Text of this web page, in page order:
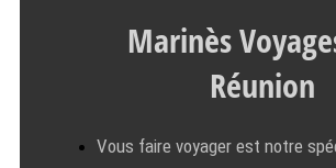
Marinès
Réunion
Vous faire voyager est notre